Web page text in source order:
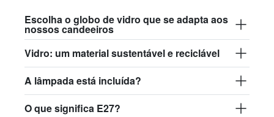
Escolha o globo de vidro que se adapta aos
nossos candeeiros
Vidro: um material sustentável e reciclável
A lâmpada está incluída?
O que significa E27?